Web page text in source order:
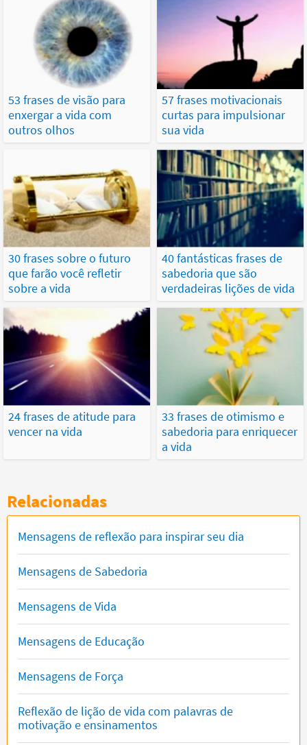
53 frases de visão para
enxergar a vida com
outros olhos
57 frases motivacionais
curtas para impulsionar
sua vida
30 frases sobre o futuro
que farão você refletir
sobre a vida
40 fantásticas frases de
sabedoria que são
verdadeiras lições de vida
24 frases de atitude para
vencer na vida
33 frases de otimismo e
sabedoria para enriquecer
a vida
Relacionadas
Mensagens de reflexão para inspirar seu dia
Mensagens de Sabedoria
Mensagens de Vida
Mensagens de Educação
Mensagens de Força
Reflexão de lição de vida com palavras de
motivação e ensinamentos